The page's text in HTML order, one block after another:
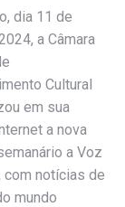
dia 11 de
a Câmara
Cultural
em sua
a nova
a Voz
com notícias de
mundo